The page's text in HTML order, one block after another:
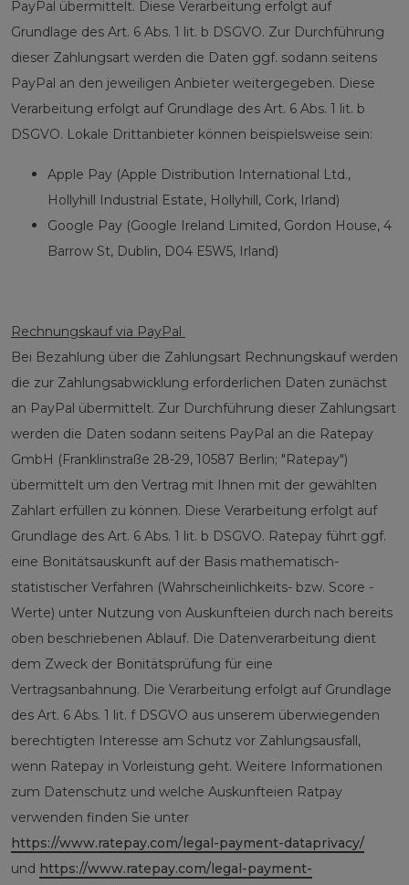
PayPal übermittelt. Diese Verarbeitung erfolgt auf
Grundlage des Art. 6 Abs. 1 lit. b DSGVO. Zur Durchführung
dieser Zahlungsart werden die Daten ggf. sodann seitens
PayPal an den jeweiligen Anbieter weitergegeben. Diese
Verarbeitung erfolgt auf Grundlage des Art. 6 Abs. 1 lit. b
DSGVO. Lokale Drittanbieter können beispielsweise sein:
Apple Pay (Apple Distribution International Ltd.,
Hollyhill Industrial Estate, Hollyhill, Cork, Irland)
Google Pay (Google Ireland Limited, Gordon House, 4
Barrow St, Dublin, D04 E5W5, Irland)
Rechnungskauf via PayPal
Bei Bezahlung über die Zahlungsart Rechnungskauf werden
die zur Zahlungsabwicklung erforderlichen Daten zunächst
an PayPal übermittelt. Zur Durchführung dieser Zahlungsart
werden die Daten sodann seitens PayPal an die Ratepay
GmbH (Franklinstraße 28-29, 10587 Berlin; "Ratepay")
übermittelt um den Vertrag mit Ihnen mit der gewählten
Zahlart erfüllen zu können. Diese Verarbeitung erfolgt auf
Grundlage des Art. 6 Abs. 1 lit. b DSGVO. Ratepay führt ggf.
eine Bonitätsauskunft auf der Basis mathematisch-
statistischer Verfahren (Wahrscheinlichkeits- bzw. Score -
Werte) unter Nutzung von Auskunfteien durch nach bereits
oben beschriebenen Ablauf. Die Datenverarbeitung dient
dem Zweck der Bonitätsprüfung für eine
Vertragsanbahnung. Die Verarbeitung erfolgt auf Grundlage
des Art. 6 Abs. 1 lit. f DSGVO aus unserem überwiegenden
berechtigten Interesse am Schutz vor Zahlungsausfall,
wenn Ratepay in Vorleistung geht. Weitere Informationen
zum Datenschutz und welche Auskunfteien Ratpay
verwenden finden Sie unter
https://www.ratepay.com/legal-payment-dataprivacy/
und https://www.ratepay.com/legal-payment-